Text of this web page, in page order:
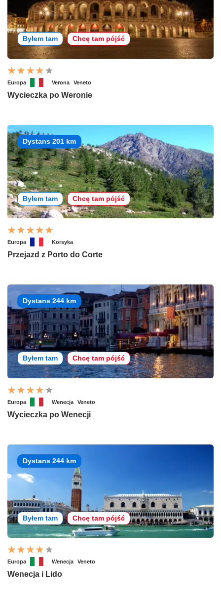
Byłem tam Chcę tam pójść
Europa Verona Veneto
Wycieczka po Weronie
Dystans 201 km
Byłem tam Chcę tam pójść
Europa Korsyka
Przejazd z Porto do Corte
Dystans 244 km
Byłem tam Chcę tam pójść
Europa Wenecja Veneto
Wycieczka po Wenecji
Dystans 244 km
Byłem tam Chcę tam pójść
Europa Wenecja Veneto
Wenecja i Lido